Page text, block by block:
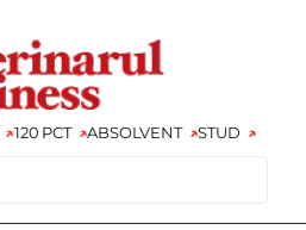
120 PCT ABSOLVENT STUD